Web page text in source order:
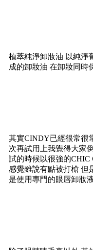
植萃純淨卸妝油 以純淨
成的卸妝油 在卸妝同時
其實CINDY已經很常很
次再試用上我覺得大家
試的時候以很強的
感覺雖說有點被打槍 但
是使用專門的眼唇卸妝